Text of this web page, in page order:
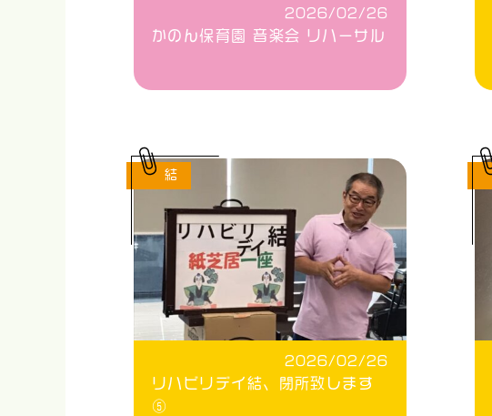
2026/02/26
かのん保育園 音楽会 リハーサル
2026/02/26
リハビリデイ結、閉所致します
⑤
結